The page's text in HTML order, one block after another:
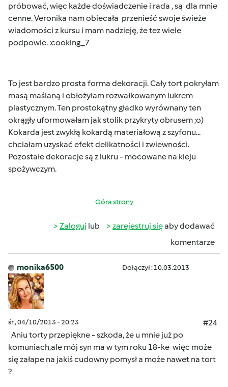
próbować, więc każde doświadczenie i rada , są dla mnie
cenne. Veronika nam obiecała przenieść swoje świeże
wiadomości z kursu i mam nadzieję, że tez wiele
podpowie. :cooking_7
To jest bardzo prosta forma dekoracji. Cały tort pokryłam
masą maślaną i obłożyłam rozwałkowanym lukrem
plastycznym. Ten prostokątny gładko wyrównany ten
okrągły uformowałam jak stolik przykryty obrusem ;o)
Kokarda jest zwykłą kokardą materiałową z szyfonu...
chciałam uzyskać efekt delikatności i zwiewności.
Pozostałe dekoracje są z lukru - mocowane na kleju
spożywczym.
Góra strony
Zaloguj lub zarejestruj sięaby dodawać
komentarze
monika6500 Dołączył : 10.03.2013
śr., 04/10/2013 - 20:23
#24
Aniu torty przepiękne - szkoda, że u mnie już po
komuniach,ale mój syn ma w tym roku 18-ke więc może
się załape na jakiś cudowny pomysł a może nawet na tort
?